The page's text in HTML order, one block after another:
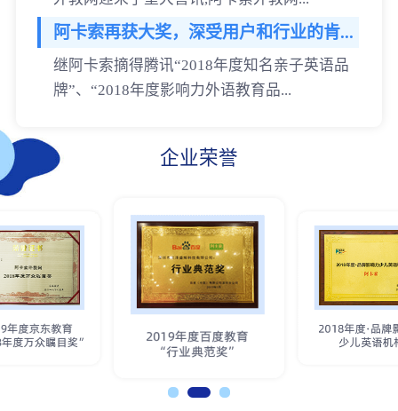
阿卡索再获大奖，深受用户和行业的肯...
继阿卡索摘得腾讯“2018年度知名亲子英语品
牌”、“2018年度影响力外语教育品...
企业荣誉